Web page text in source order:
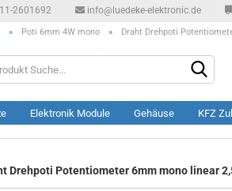
2601692 info@luedeke-elektronic.de
» Poti 6mm 4W mono » Draht Drehpoti
Elektronik Module Gehäuse KFZ
Drehpoti Potentiometer 6mm mono linear